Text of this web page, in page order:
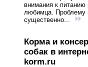
внимания к питанию
любимца. Проблему
существенно...
Корма и
собак в
korm.ru